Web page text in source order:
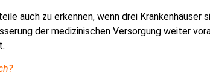
auch zu erkennen, wenn drei Krankenhäuser
der medizinischen Versorgung weiter